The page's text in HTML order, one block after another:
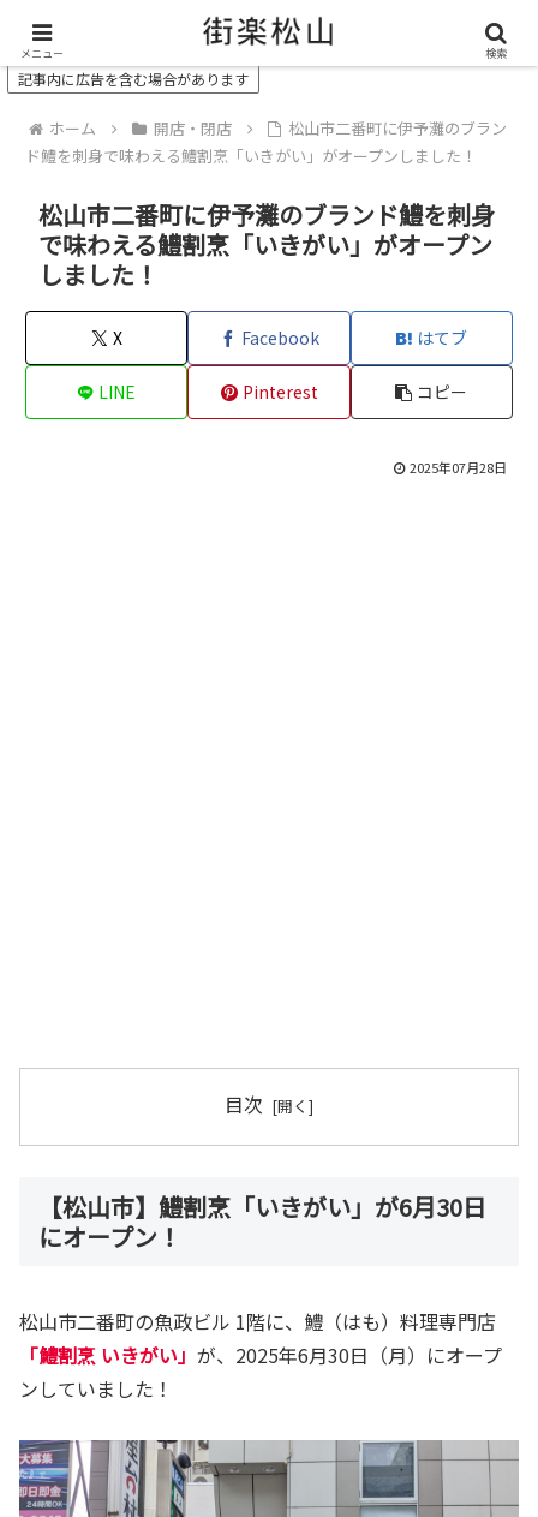
＼ 松山の街を“オモシロク”する地域情報メディア ／
記事内に広告を含む場合があります
ホーム 開店・閉店
松山市二番町に伊予灘のブラン
ド鱧を刺身で味わえる鱧割烹「いきがい」がオープンしました！
松山市二番町に伊予灘のブランド鱧を刺身
で味わえる鱧割烹「いきがい」がオープン
しました！
X Facebook はてブ
LINE Pinterest コピー
2025年07月28日
目次
【松山市】鱧割烹「いきがい」が6月30日
にオープン！
松山市二番町の魚政ビル 1階に、鱧（はも）料理専門店
「鱧割烹 いきがい」 が、2025年6月30日（月）にオープ
ンしていました！
メニュー 検索